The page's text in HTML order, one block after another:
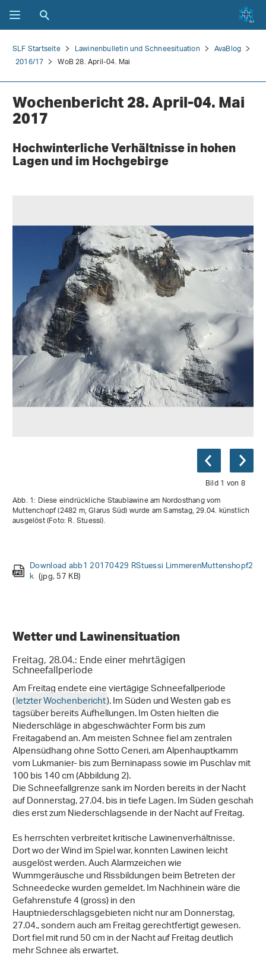
SLF Startseite Lawinenbulletin und Schneesituation
AvaBlog
2016/17
WoB 28. April-04. Mai
Wochenbericht 28. April-04. Mai
2017
Hochwinterliche Verhältnisse in hohen
Lagen und im Hochgebirge
Bild 1 von 8
Abb. 1: Diese eindrückliche Staublawine am Nordosthang vom
Muttenchopf (2482 m, Glarus Süd) wurde am Samstag, 29.04. künstlich
ausgelöst (Foto: R. Stuessi).
Download abb1 20170429 RStuessi LimmerenMuttenshopf2
k (jpg, 57 KB)
Download 1 20170430 UGrundisch
Download 2 20170428 Vals1 Urs Berni k(jpg, 150 KB)
Download 4 20170430 GDarms Pilatus k
Download 6 20170430 stu Sentischhorn k(jpg, 234 KB)
Download 7 20170503 DSilbernagel k(jpg, 139 KB)
Wetter und Lawinensituation
Freitag, 28.04.: Ende einer mehrtägigen
Schneefallperiode
Am Freitag endete eine viertägige Schneefallperiode
(letzter Wochenbericht). Im Süden und Westen gab es
tagsüber bereits Aufhellungen. Im Osten hielten die
Niederschläge in abgeschwächter Form bis zum
Freitagabend an. Am meisten Schnee fiel am zentralen
Alpensüdhang ohne Sotto Ceneri, am Alpenhauptkamm
vom Lukmanier- bis zum Berninapass sowie im Puschlav mit
100 bis 140 cm (Abbildung 2).
Die Schneefallgrenze sank im Norden bereits in der Nacht
auf Donnerstag, 27.04. bis in tiefe Lagen. Im Süden geschah
dies erst zum Niederschlagsende in der Nacht auf Freitag.
Es herrschten verbreitet kritische Lawinenverhältnisse.
Dort wo der Wind im Spiel war, konnten Lawinen leicht
ausgelöst werden. Auch Alarmzeichen wie
Wummgeräusche und Rissbildungen beim Betreten der
Schneedecke wurden gemeldet. Im Nachhinein wäre die
Gefahrenstufe 4 (gross) in den
Hauptniederschlagsgebieten nicht nur am Donnerstag,
27.04., sondern auch am Freitag gerechtfertigt gewesen.
Dort fiel mit rund 50 cm in der Nacht auf Freitag deutlich
mehr Schnee als erwartet.